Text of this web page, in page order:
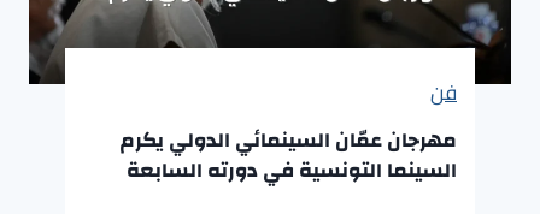
فن
مهرجان عمّان السينمائي الدولي يكرم
السينما التونسية في دورته السابعة